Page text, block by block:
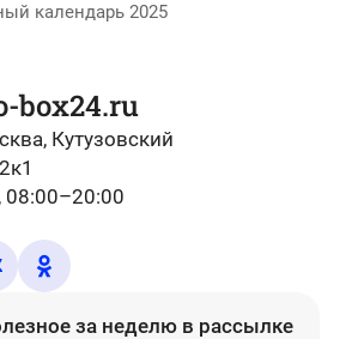
календарь 2025
box24.ru
Кутузовский
08:00–20:00
за неделю в рассылке